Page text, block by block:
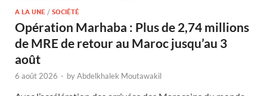
A LA UNE / SOCIÉTÉ
Opération Marhaba : Plus de 2,74 millions
de MRE de retour au Maroc jusqu’au 3
août
6 août 2026 - byAbdelkhalek Moutawakil